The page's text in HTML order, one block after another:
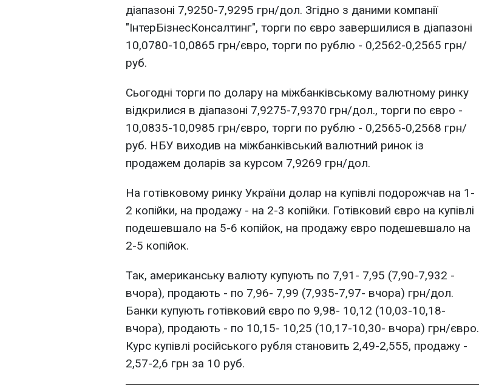
діапазоні 7,9250-7,9295 грн/дол. Згідно з даними компанії
"ІнтерБізнесКонсалтинг", торги по євро завершилися в діапазоні
10,0780-10,0865 грн/євро, торги по рублю - 0,2562-0,2565 грн/
руб.
Сьогодні торги по долару на міжбанківському валютному ринку
відкрилися в діапазоні 7,9275-7,9370 грн/дол., торги по євро -
10,0835-10,0985 грн/євро, торги по рублю - 0,2565-0,2568 грн/
руб. НБУ виходив на міжбанківський валютний ринок із
продажем доларів за курсом 7,9269 грн/дол.
На готівковому ринку України долар на купівлі подорожчав на 1-
2 копійки, на продажу - на 2-3 копійки. Готівковий євро на купівлі
подешевшало на 5-6 копійок, на продажу євро подешевшало на
2-5 копійок.
Так, американську валюту купують по 7,91- 7,95 (7,90-7,932 -
вчора), продають - по 7,96- 7,99 (7,935-7,97- вчора) грн/дол.
Банки купують готівковий євро по 9,98- 10,12 (10,03-10,18-
вчора), продають - по 10,15- 10,25 (10,17-10,30- вчора) грн/євро.
Курс купівлі російського рубля становить 2,49-2,555, продажу -
2,57-2,6 грн за 10 руб.